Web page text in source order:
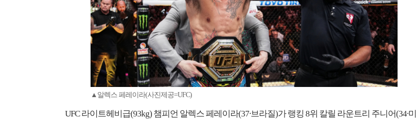
▲알렉스 페레이라(사진제공=UFC)
UFC 라이트헤비급(93kg) 챔피언 알렉스 페레이라(37∙브라질)가 랭킹 8위 칼릴 라운트리 주니어(34∙미